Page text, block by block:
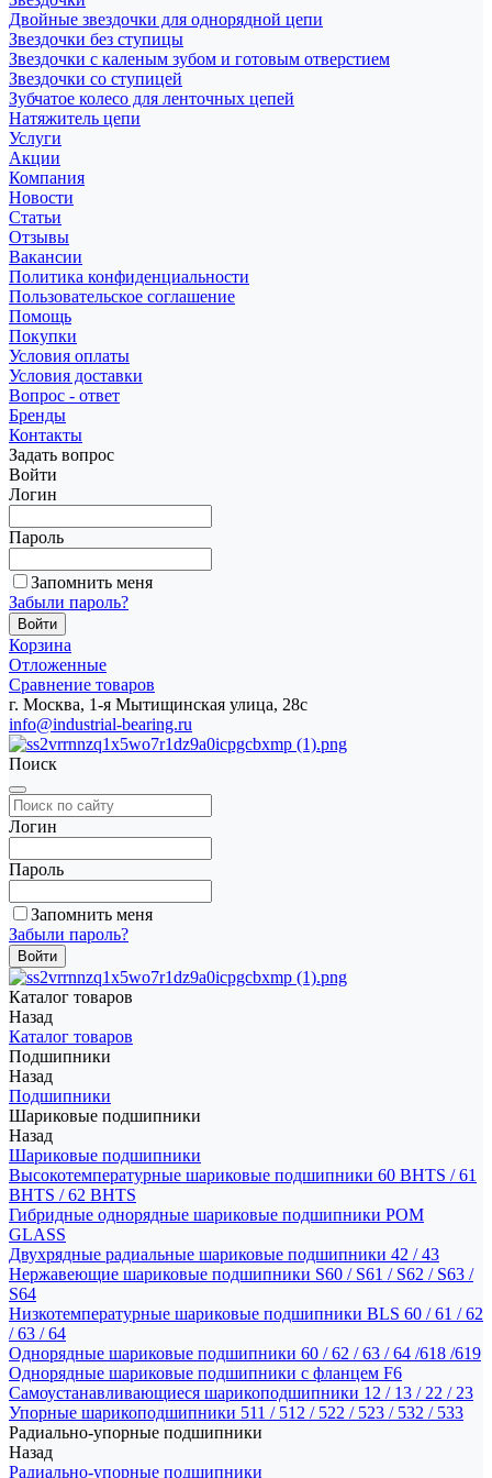
Двойные звездочки для однорядной цепи
Звездочки без ступицы
Звездочки с каленым зубом и готовым отверстием
Звездочки со ступицей
Зубчатое колесо для ленточных цепей
Натяжитель цепи
Услуги
Акции
Компания
Новости
Статьи
Отзывы
Вакансии
Политика конфиденциальности
Пользовательское соглашение
Помощь
Покупки
Условия оплаты
Условия доставки
Вопрос - ответ
Бренды
Контакты
Задать вопрос
Войти
Логин
Пароль
Запомнить меня
Забыли пароль?
Корзина
Отложенные
Сравнение товаров
г. Москва, 1-я Мытищинская улица, 28с
info@industrial-bearing.ru
Поиск
Логин
Пароль
Запомнить меня
Забыли пароль?
Каталог товаров
Назад
Каталог товаров
Подшипники
Назад
Подшипники
Шариковые подшипники
Назад
Шариковые подшипники
Высокотемпературные шариковые подшипники 60 BHTS / 61
BHTS / 62 BHTS
Гибридные однорядные шариковые подшипники POM
GLASS
Двухрядные радиальные шариковые подшипники 42 / 43
Нержавеющие шариковые подшипники S60 / S61 / S62 / S63 /
S64
Низкотемпературные шариковые подшипники BLS 60 / 61 / 62
/ 63 / 64
Однорядные шариковые подшипники 60 / 62 / 63 / 64 /618 /619
Однорядные шариковые подшипники с фланцем F6
Самоустанавливающиеся шарикоподшипники 12 / 13 / 22 / 23
Упорные шарикоподшипники 511 / 512 / 522 / 523 / 532 / 533
Радиально-упорные подшипники
Назад
Радиально-упорные подшипники